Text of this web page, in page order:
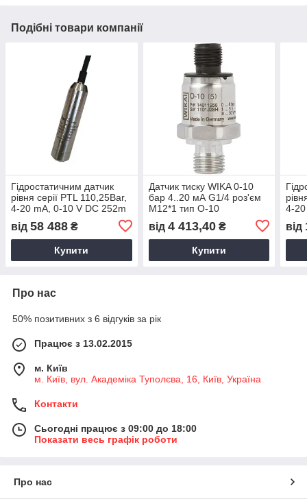
Подібні товари компанії
Гідростатичним датчик
рівня серії PTL 110,25Bar,
4-20 mA, 0-10 V DC 252m
від 58 488 ₴
Купити
Датчик тиску WIKA 0-10
бар 4..20 мА G1/4 роз'єм
M12*1 тип O-10
від 4 413,40₴
Купити
4-
від
Про нас
50% позитивних з 6 відгуків за рік
Працює з 13.02.2015
м. Київ
м. Київ, вул. Академіка Туполєва, 16, Київ, Україна
Контакти
Сьогодні працює з 09:00 до 18:00
Показати весь графік роботи
Про нас